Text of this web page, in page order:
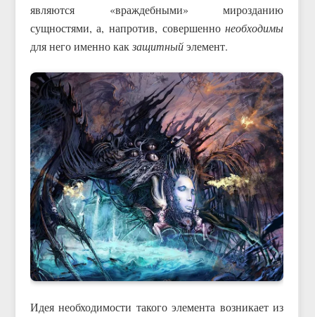
являются «враждебными» мирозданию
сущностями, а, напротив, совершеннонеобходимы
для него именно какзащитныйэлемент.
Идея необходимости такого элемента возникает из